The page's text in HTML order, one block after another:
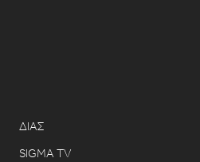
ΔΙΑΣ
SIGMA TV